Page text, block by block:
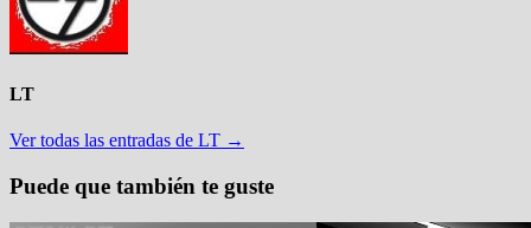
LT
Ver todas las entradas de LT →
Puede que también te guste